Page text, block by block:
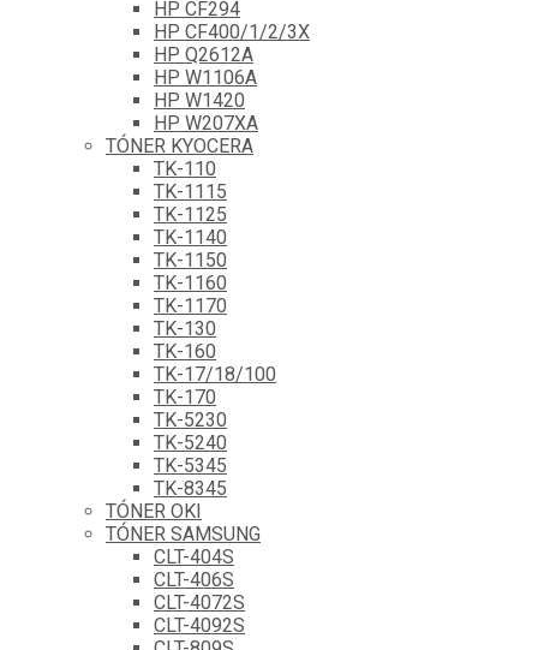
HP CF294
HP CF400/1/2/3X
HP Q2612A
HP W1106A
HP W1420
HP W207XA
TÓNER KYOCERA
TK-110
TK-1115
TK-1125
TK-1140
TK-1150
TK-1160
TK-1170
TK-130
TK-160
TK-17/18/100
TK-170
TK-5230
TK-5240
TK-5345
TK-8345
TÓNER OKI
TÓNER SAMSUNG
CLT-404S
CLT-406S
CLT-4072S
CLT-4092S